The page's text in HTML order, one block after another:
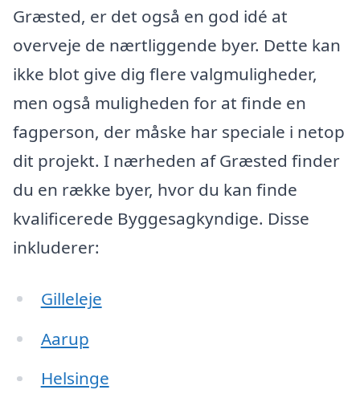
Græsted, er det også en god idé at
overveje de nærtliggende byer. Dette kan
ikke blot give dig flere valgmuligheder,
men også muligheden for at finde en
fagperson, der måske har speciale i netop
dit projekt. I nærheden af Græsted finder
du en række byer, hvor du kan finde
kvalificerede Byggesagkyndige. Disse
inkluderer:
Gilleleje
Aarup
Helsinge